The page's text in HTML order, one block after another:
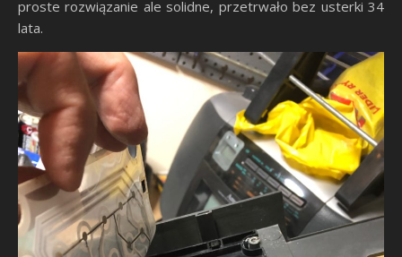
proste rozwiązanie ale solidne, przetrwało bez usterki 34
lata.